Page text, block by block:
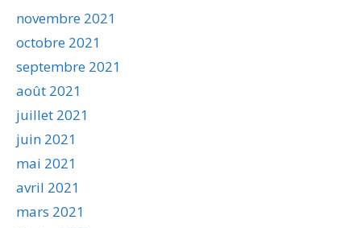
novembre 2021
octobre 2021
septembre 2021
août 2021
juillet 2021
juin 2021
mai 2021
avril 2021
mars 2021